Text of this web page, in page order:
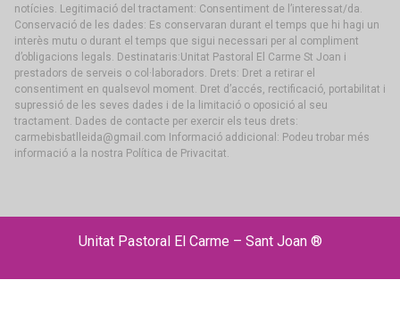
notícies. Legitimació del tractament: Consentiment de l’interessat/da.
Conservació de les dades: Es conservaran durant el temps que hi hagi un
interès mutu o durant el temps que sigui necessari per al compliment
d’obligacions legals. Destinataris:Unitat Pastoral El Carme St Joan i
prestadors de serveis o col·laboradors. Drets: Dret a retirar el
consentiment en qualsevol moment. Dret d’accés, rectificació, portabilitat i
supressió de les seves dades i de la limitació o oposició al seu
tractament. Dades de contacte per exercir els teus drets:
carmebisbatlleida@gmail.com Informació addicional: Podeu trobar més
informació a la nostra Política de Privacitat.
Unitat Pastoral El Carme – Sant Joan ®